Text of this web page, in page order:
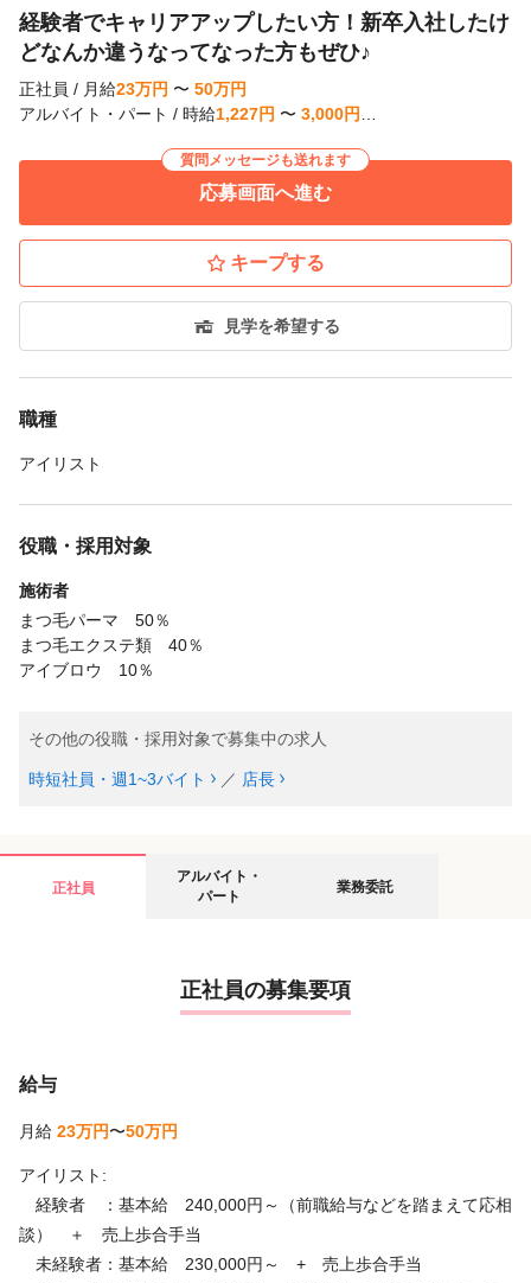
経験者でキャリアアップしたい方！新卒入社したけ
どなんか違うなってなった方もぜひ♪
正社員 / 月給23万円 〜 50万円
アルバイト・パート / 時給1,227円 〜 3,000円 …
質問メッセージも送れます
応募画面へ進む
キープする
見学を希望する
職種
アイリスト
役職・採用対象
施術者
まつ毛パーマ 50％
まつ毛エクステ類 40％
アイブロウ 10％
その他の役職・採用対象で募集中の求人
時短社員・週1~3バイト ／ 店長
正社員
アルバイト・
パート
業務委託
正社員の募集要項
給与
月給 23万円〜50万円
アイリスト:
経験者 ：基本給 240,000円～（前職給与などを踏まえて応相
談） ＋ 売上歩合手当
未経験者：基本給 230,000円～ + 売上歩合手当